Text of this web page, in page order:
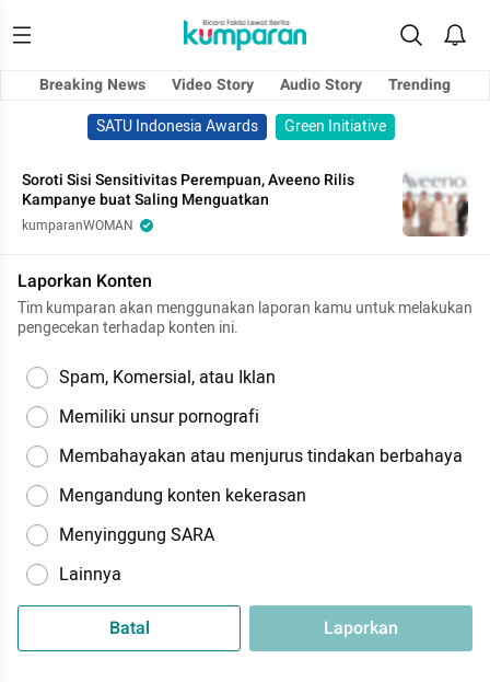
Breaking News Video Story Audio Story
Trending
SATU Indonesia Awards
Green Initiative
Soroti Sisi Sensitivitas Perempuan, Aveeno Rilis
Kampanye buat Saling Menguatkan
kumparanWOMAN
Laporkan Konten
Tim kumparan akan menggunakan laporan kamu untuk melakukan
pengecekan terhadap konten ini.
Spam, Komersial, atau Iklan
Memiliki unsur pornografi
Membahayakan atau menjurus tindakan berbahaya
Mengandung konten kekerasan
Menyinggung SARA
Lainnya
Batal Laporkan